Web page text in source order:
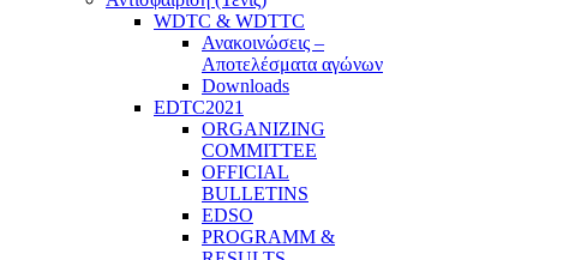
WDTC & WDTTC
Ανακοινώσεις –
Αποτελέσματα αγώνων
Downloads
EDTC2021
ORGANIZING
COMMITTEE
OFFICIAL
BULLETINS
EDSO
PROGRAMM &